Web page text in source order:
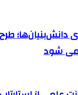
دانش‌بنیان‌ها؛ طرح
می شود